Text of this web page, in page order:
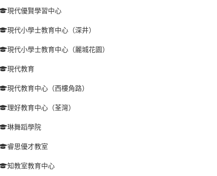
現代優賢學習中心
現代小學士教育中心（深井）
現代小學士教育中心（麗城花園）
現代教育
現代教育中心（西樓角路）
理好教育中心（荃灣）
琳舞蹈學院
睿思優才教室
知教室教育中心